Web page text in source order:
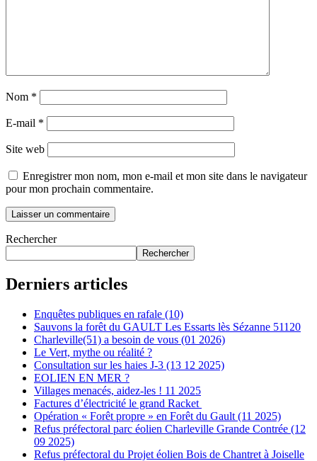
Nom *
E-mail *
Site web
Enregistrer mon nom, mon e-mail et mon site dans le navigateur
pour mon prochain commentaire.
Rechercher
Rechercher
Derniers articles
Enquêtes publiques en rafale (10)
Sauvons la forêt du GAULT Les Essarts lès Sézanne 51120
Charleville(51) a besoin de vous (01 2026)
Le Vert, mythe ou réalité ?
Consultation sur les haies J-3 (13 12 2025)
EOLIEN EN MER ?
Villages menacés, aidez-les ! 11 2025
Factures d’électricité le grand Racket
Opération « Forêt propre » en Forêt du Gault (11 2025)
Refus préfectoral parc éolien Charleville Grande Contrée (12
09 2025)
Refus préfectoral du Projet éolien Bois de Chantret à Joiselle